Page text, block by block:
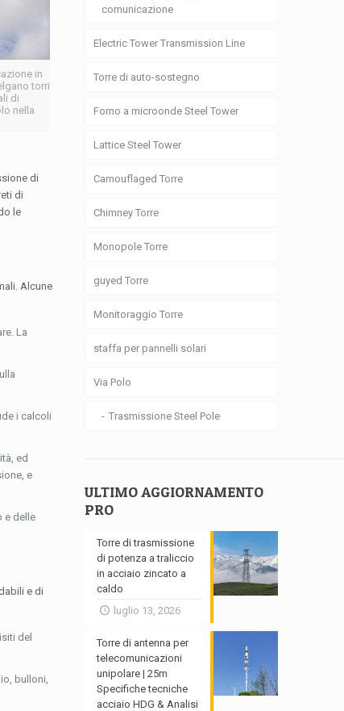
in
torri
di
nella
di
di
le
Alcune
La
i calcoli
ed
e
e delle
e di
del
bulloni,
comunicazione
Electric Tower Transmission Line
Torre di auto-sostegno
Forno a microonde Steel Tower
Lattice Steel Tower
Camouflaged Torre
Chimney Torre
Monopole Torre
guyed Torre
Monitoraggio Torre
staffa per pannelli solari
Via Polo
Trasmissione Steel Pole
ULTIMO AGGIORNAMENTO
PRO
Torre di trasmissione
di potenza a traliccio
in acciaio zincato a
caldo
luglio 13, 2026
Torre di antenna per
telecomunicazioni
unipolare | 25m
Specifiche tecniche
acciaio HDG & Analisi